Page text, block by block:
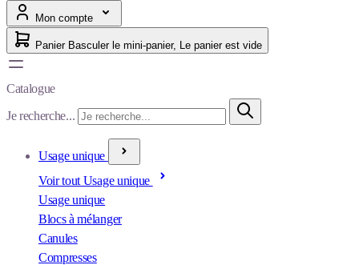
Mon compte
Panier Basculer le mini-panier, Le panier est vide
Catalogue
Je recherche...
Usage unique
Voir tout Usage unique
Usage unique
Blocs à mélanger
Canules
Compresses